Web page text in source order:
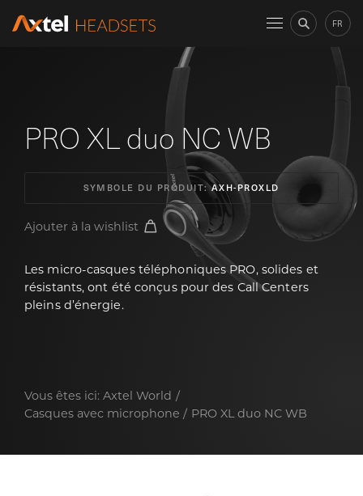
FR
PRO XL duo NC WB
SYMBOLE DU PRODUIT: AXH-PROXLD
Ajouter à la wishlist
Les micro-casques téléphoniques PRO, solides et
résistants, ont été conçus pour des Call Centers
pleins d’énergie.
Vous êtes ici: Axtel World
Casques avec microphone
PRO XL duo NC WB